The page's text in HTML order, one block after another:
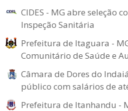
CIDES - MG abre seleção
Inspeção Sanitária
Prefeitura de Itaguara -
Comunitário de Saúde e
Câmara de Dores do
público com salários de
Prefeitura de Itanhandu -